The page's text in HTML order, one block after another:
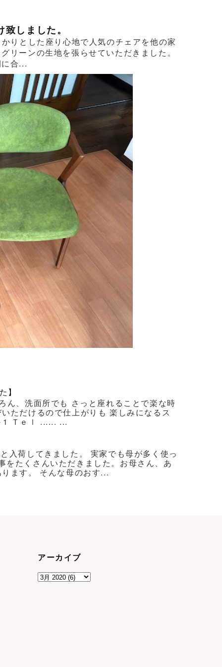
しました。
りとした座り心地で人気のチェアを他の家
リーンの生地を張らせていただきました。
合...
】
、洗面所でも さっと座れることで楽な時
ただけるので仕上がりも 楽しみになるス
1 Ｔｅｌ ...... ...
入荷してきました。 実家でも母が多く使っ
たくさんいただきました。お母さん、あ
ます。 そんな母のおす...
アーカイブ